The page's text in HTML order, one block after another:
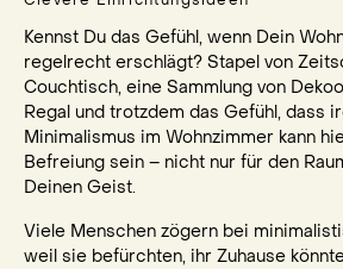
Kennst Du das Gefühl, wenn Dein
regelrecht erschlägt? Stapel von
Couchtisch, eine Sammlung von
Regal und trotzdem das Gefühl, dass
Minimalismus im Wohnzimmer kann
Befreiung sein – nicht nur für den
Deinen Geist.
Viele Menschen zögern bei
weil sie befürchten, ihr Zuhause